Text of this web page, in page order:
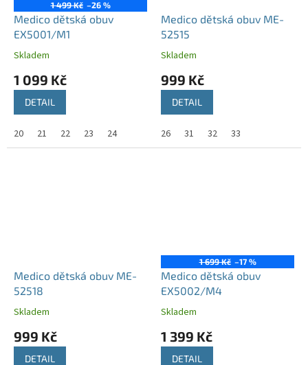
1 499 Kč –26 %
Medico dětská obuv
EX5001/M1
Skladem
1 099 Kč
DETAIL
20 21 22 23 24
Medico dětská obuv ME-
52515
Skladem
999 Kč
DETAIL
26 31 32 33
Medico dětská obuv ME-
52518
Skladem
999 Kč
DETAIL
1 699 Kč –17 %
Medico dětská obuv
EX5002/M4
Skladem
1 399 Kč
DETAIL